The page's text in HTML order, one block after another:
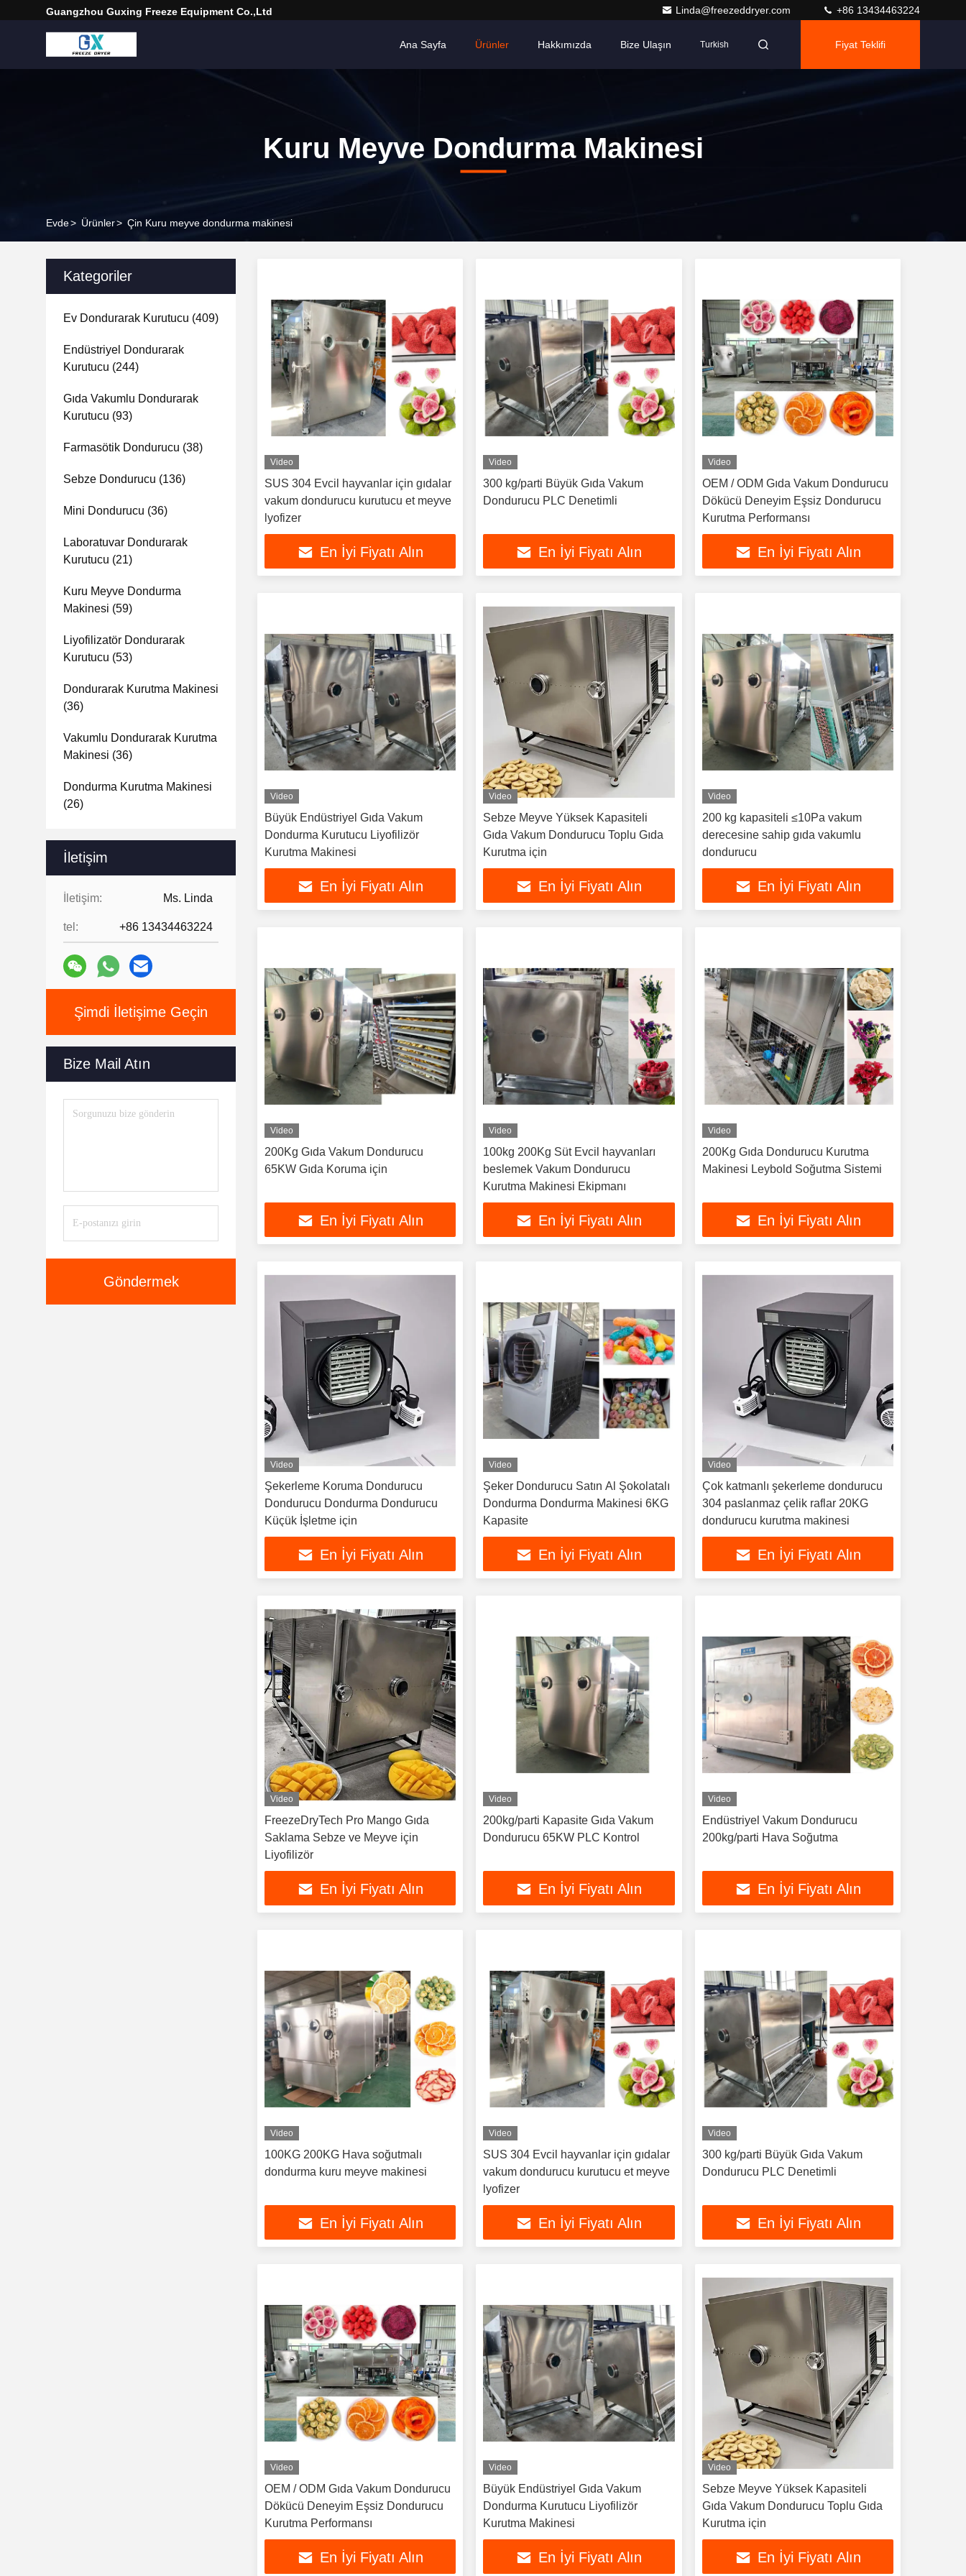
Guangzhou Guxing Freeze Equipment Co.,Ltd Linda@freezeddryer.com +86 13434463224
Ana Sayfa Ürünler Hakkımızda Bize Ulaşın Turkish Fiyat Teklifi
Kuru Meyve Dondurma Makinesi
Evde> Ürünler> Çin Kuru meyve dondurma makinesi
Kategoriler
Ev Dondurarak Kurutucu (409)
Endüstriyel Dondurarak
Kurutucu (244)
Gıda Vakumlu Dondurarak
Kurutucu (93)
Farmasötik Dondurucu (38)
Sebze Dondurucu (136)
Mini Dondurucu (36)
Laboratuvar Dondurarak
Kurutucu (21)
Kuru Meyve Dondurma
Makinesi (59)
Liyofilizatör Dondurarak
Kurutucu (53)
Dondurarak Kurutma Makinesi
(36)
Vakumlu Dondurarak Kurutma
Makinesi (36)
Dondurma Kurutma Makinesi
(26)
İletişim
İletişim: Ms. Linda
tel: +86 13434463224
Şimdi İletişime Geçin
Bize Mail Atın
Göndermek
Video
SUS 304 Evcil hayvanlar için gıdalar
vakum dondurucu kurutucu et meyve
lyofizer
En İyi Fiyatı Alın
Video
300 kg/parti Büyük Gıda Vakum
Dondurucu PLC Denetimli
En İyi Fiyatı Alın
Video
OEM / ODM Gıda Vakum Dondurucu
Dökücü Deneyim Eşsiz Dondurucu
Kurutma Performansı
En İyi Fiyatı Alın
Video
Büyük Endüstriyel Gıda Vakum
Dondurma Kurutucu Liyofilizör
Kurutma Makinesi
En İyi Fiyatı Alın
Video
Sebze Meyve Yüksek Kapasiteli
Gıda Vakum Dondurucu Toplu Gıda
Kurutma için
En İyi Fiyatı Alın
Video
200 kg kapasiteli ≤10Pa vakum
derecesine sahip gıda vakumlu
dondurucu
En İyi Fiyatı Alın
Video
200Kg Gıda Vakum Dondurucu
65KW Gıda Koruma için
En İyi Fiyatı Alın
Video
100kg 200Kg Süt Evcil hayvanları
beslemek Vakum Dondurucu
Kurutma Makinesi Ekipmanı
En İyi Fiyatı Alın
Video
200Kg Gıda Dondurucu Kurutma
Makinesi Leybold Soğutma Sistemi
En İyi Fiyatı Alın
Video
Şekerleme Koruma Dondurucu
Dondurucu Dondurma Dondurucu
Küçük İşletme için
En İyi Fiyatı Alın
Video
Şeker Dondurucu Satın Al Şokolatalı
Dondurma Dondurma Makinesi 6KG
Kapasite
En İyi Fiyatı Alın
Video
Çok katmanlı şekerleme dondurucu
304 paslanmaz çelik raflar 20KG
dondurucu kurutma makinesi
En İyi Fiyatı Alın
Video
FreezeDryTech Pro Mango Gıda
Saklama Sebze ve Meyve için
Liyofilizör
En İyi Fiyatı Alın
Video
200kg/parti Kapasite Gıda Vakum
Dondurucu 65KW PLC Kontrol
En İyi Fiyatı Alın
Video
Endüstriyel Vakum Dondurucu
200kg/parti Hava Soğutma
En İyi Fiyatı Alın
Video
100KG 200KG Hava soğutmalı
dondurma kuru meyve makinesi
En İyi Fiyatı Alın
Video
SUS 304 Evcil hayvanlar için gıdalar
vakum dondurucu kurutucu et meyve
lyofizer
En İyi Fiyatı Alın
Video
300 kg/parti Büyük Gıda Vakum
Dondurucu PLC Denetimli
En İyi Fiyatı Alın
Video
OEM / ODM Gıda Vakum Dondurucu
Dökücü Deneyim Eşsiz Dondurucu
Kurutma Performansı
En İyi Fiyatı Alın
Video
Büyük Endüstriyel Gıda Vakum
Dondurma Kurutucu Liyofilizör
Kurutma Makinesi
En İyi Fiyatı Alın
Video
Sebze Meyve Yüksek Kapasiteli
Gıda Vakum Dondurucu Toplu Gıda
Kurutma için
En İyi Fiyatı Alın